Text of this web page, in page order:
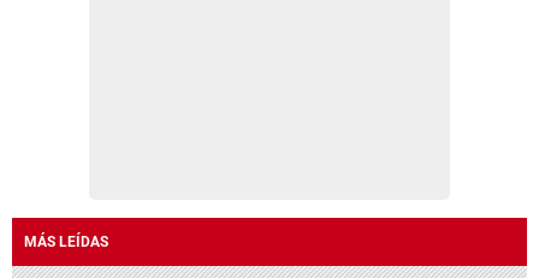
MÁS LEÍDAS